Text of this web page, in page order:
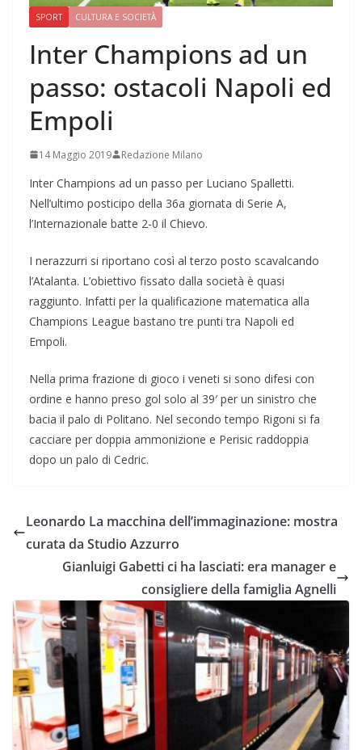
SPORT CULTURA E SOCIETÀ
Inter Champions ad un
passo: ostacoli Napoli ed
Empoli
14 Maggio 2019 Redazione Milano
Inter Champions ad un passo per Luciano Spalletti.
Nell’ultimo posticipo della 36a giornata di Serie A,
l’Internazionale batte 2-0 il Chievo.
I nerazzurri si riportano così al terzo posto scavalcando
l’Atalanta. L’obiettivo fissato dalla società è quasi
raggiunto. Infatti per la qualificazione matematica alla
Champions League bastano tre punti tra Napoli ed
Empoli.
Nella prima frazione di gioco i veneti si sono difesi con
ordine e hanno preso gol solo al 39′ per un sinistro che
bacia il palo di Politano. Nel secondo tempo Rigoni si fa
cacciare per doppia ammonizione e Perisic raddoppia
dopo un palo di Cedric.
Leonardo La macchina dell’immaginazione: mostra
curata da Studio Azzurro
Gianluigi Gabetti ci ha lasciati: era manager e
consigliere della famiglia Agnelli